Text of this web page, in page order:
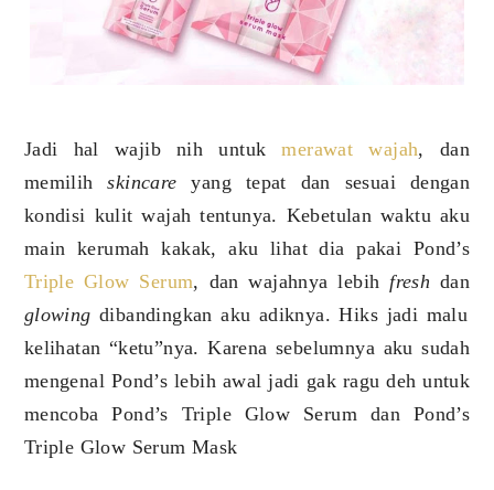
Jadi hal wajib nih untukmerawat wajah, dan
memilihskincare yang tepat dan sesuai dengan
kondisi kulit wajah tentunya. Kebetulan waktu aku
main kerumah kakak, aku lihat dia pakai Pond’s
Triple Glow Serum, dan wajahnya lebih fresh dan
glowing dibandingkan aku adiknya. Hiks jadi malu
kelihatan “ketu”nya. Karena sebelumnya aku sudah
mengenal Pond’s lebih awal jadi gak ragu deh untuk
mencoba Pond’s Triple Glow Serum dan Pond’s
Triple Glow Serum Mask